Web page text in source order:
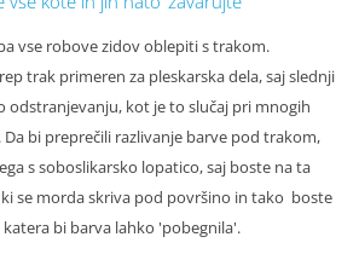
vse robove zidov oblepiti s trakom.
trak primeren za pleskarska dela, saj slednji
odstranjevanju, kot je to slučaj pri mnogih
bi preprečili razlivanje barve pod trakom,
s soboslikarsko lopatico, saj boste na ta
ki se morda skriva pod površino in tako boste
katera bi barva lahko 'pobegnila'.